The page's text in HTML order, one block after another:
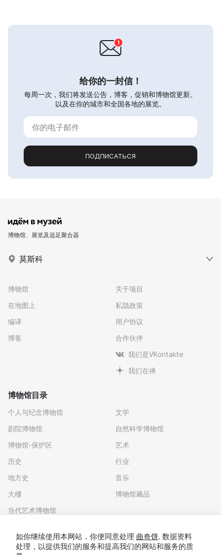
给你的一封信！
每周一次，我们将发送公告，博客，促销和博物馆更新。
以及在你的城市和全国各地的展览。
ПОДПИСАТЬСЯ
博物馆、展览及远足聚合器
莫斯科
博物馆
在地图上
编译
博客
关于项目
私隐政策
用户协议
合作伙伴
我们是VKontakte
我们在禅
博物馆目录
个人与纪念博物馆
剧院博物馆
博物馆-保护区
历史
地方史
大樓
当代艺术博物馆
文学
自然科学博物馆
艺术
行业
音乐
博物馆藏品
如你继续使用本网站，你便同意处理 曲奇饼. 数据资料
处理，以提供我们的服务和提高我们的网站和服务的质